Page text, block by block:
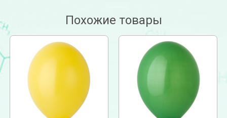
Похожие товары